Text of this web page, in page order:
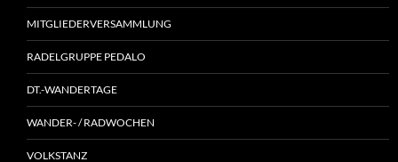
MITGLIEDERVERSAMMLUNG
RADELGRUPPE PEDALO
DT.-WANDERTAGE
WANDER- / RADWOCHEN
VOLKSTANZ